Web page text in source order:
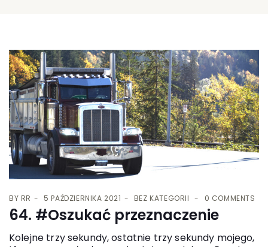
BY RR 5 PAŹDZIERNIKA 2021 BEZ KATEGORII 0 COMMENTS
64. #Oszukać przeznaczenie
Kolejne trzy sekundy, ostatnie trzy sekundy mojego,